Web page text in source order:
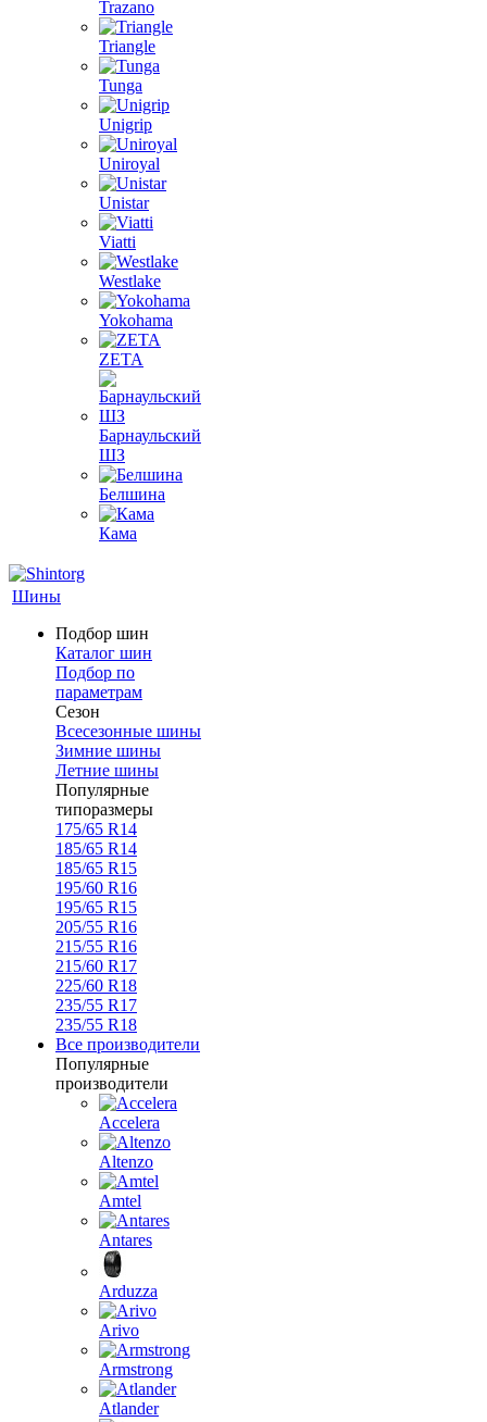
Trazano
Triangle
Tunga
Unigrip
Uniroyal
Unistar
Viatti
Westlake
Yokohama
ZETA
Барнаульский
ШЗ
Белшина
Кама
Шины
Подбор шин
Каталог шин
Подбор по
параметрам
Сезон
Всесезонные шины
Зимние шины
Летние шины
Популярные
типоразмеры
175/65 R14
185/65 R14
185/65 R15
195/60 R16
195/65 R15
205/55 R16
215/55 R16
215/60 R17
225/60 R18
235/55 R17
235/55 R18
Все производители
Популярные
производители
Accelera
Altenzo
Amtel
Antares
Arduzza
Arivo
Armstrong
Atlander